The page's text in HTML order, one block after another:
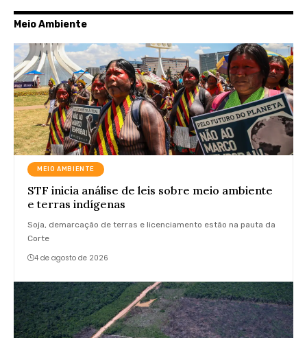
Meio Ambiente
MEIO AMBIENTE
STF inicia análise de leis sobre meio ambiente
e terras indígenas
Soja, demarcação de terras e licenciamento estão na pauta da
Corte
4 de agosto de 2026